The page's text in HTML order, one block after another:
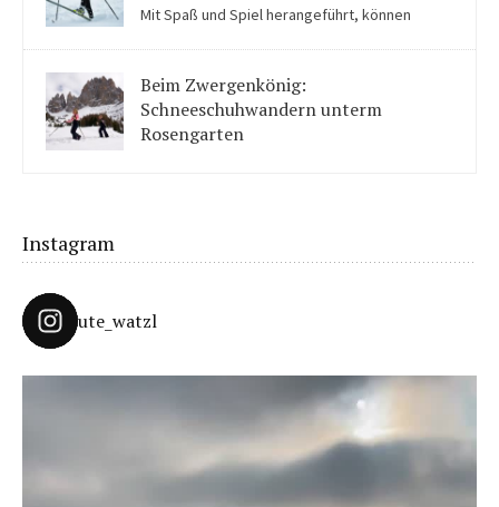
Mit Spaß und Spiel herangeführt, können
Beim Zwergenkönig:
Schneeschuhwandern unterm
Rosengarten
Instagram
ute_watzl